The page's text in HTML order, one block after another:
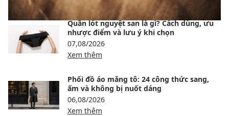
BÀI VIẾT NỔI BẬT
Quần lót nguyệt san là gì? Cách dùng, ưu
nhược điểm và lưu ý khi chọn
07,08/2026
Xem thêm
Phối đồ áo măng tô: 24 công thức sang,
ấm và không bị nuốt dáng
06,08/2026
Xem thêm